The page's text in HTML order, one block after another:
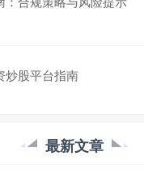
炒股平台指南
最新文章